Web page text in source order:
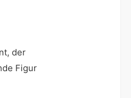
der
Figur